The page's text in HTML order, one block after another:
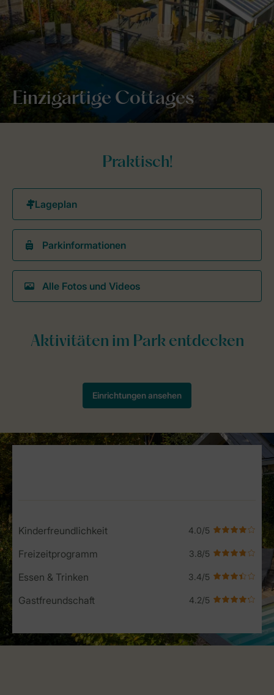
Einzigartige Cottages
Praktisch!
Parkinformationen
Alle Fotos und Videos
Service Rating from our guests
Kinderfreundlichkeit
Freizeitprogramm
Essen & Trinken
Gastfreundschaft